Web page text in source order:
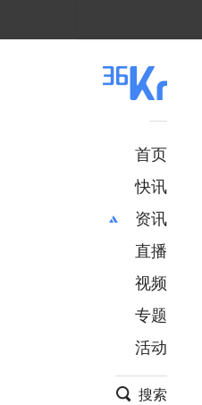
首页
快讯
资讯
推荐
财经
项目推荐
安徽
直播
视频
专题
活动
搜索